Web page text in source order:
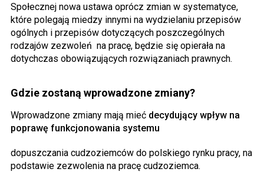
Społecznej nowa ustawa oprócz zmian w systematyce,
które polegają miedzy innymi na wydzielaniu przepisów
ogólnych i przepisów dotyczących poszczególnych
rodzajów zezwoleń na pracę, będzie się opierała na
dotychczas obowiązujących rozwiązaniach prawnych.
Gdzie zostaną wprowadzone zmiany?
Wprowadzone zmiany mają mieć decydujący wpływ na
poprawę funkcjonowania systemu
dopuszczania cudzoziemców do polskiego rynku pracy, na
podstawie zezwolenia na pracę cudzoziemca.